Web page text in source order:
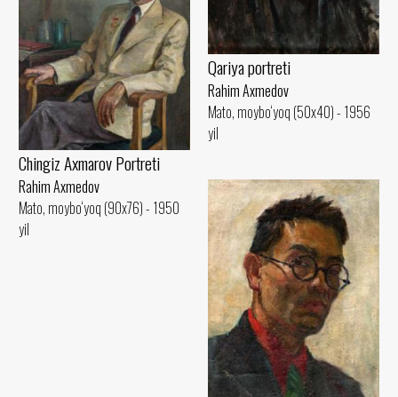
Qariya portreti
Rahim Axmedov
Mato, moybo‘yoq (50x40) - 1956
yil
Chingiz Axmarov Portreti
Rahim Axmedov
Mato, moybo‘yoq (90x76) - 1950
yil